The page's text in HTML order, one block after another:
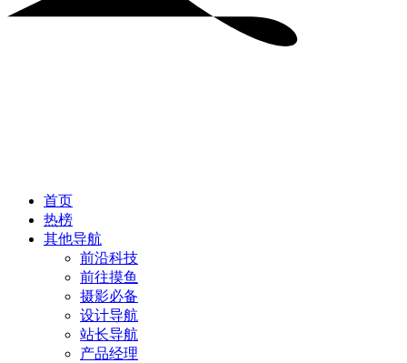
首页
热榜
其他导航
前沿科技
前往摸鱼
摄影必备
设计导航
站长导航
产品经理